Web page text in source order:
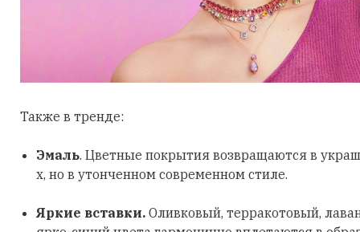
Также в тренде:
Эмаль. Цветные покрытия возвращаются в
х, но в утонченном современном стиле.
Яркие вставки. Оливковый, терракотовый,